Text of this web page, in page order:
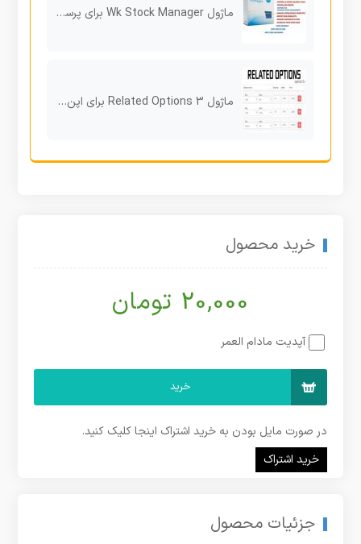
ماژول Wk Stock Manager برای پرستاشاپ
ماژول Related Options 3 برای اپن کارت
خرید محصول
20,000 تومان
آپدیت مادام العمر
خرید
در صورت مایل بودن به خرید اشتراک اینجا کلیک کنید.
خرید اشتراک
جزئیات محصول